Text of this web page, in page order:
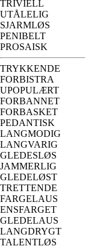
TRIVIELL
UTÅLELIG
SJARMLØS
PENIBELT
PROSAISK
TRYKKENDE
FORBISTRA
UPOPULÆRT
FORBANNET
FORBASKET
PEDANTISK
LANGMODIG
LANGVARIG
GLEDESLØS
JAMMERLIG
GLEDELØST
TRETTENDE
FARGELAUS
ENSFARGET
GLEDELAUS
LANGDRYGT
TALENTLØS